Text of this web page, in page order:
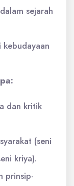
sejarah
dan kritik
(seni
kriya).
prinsip-